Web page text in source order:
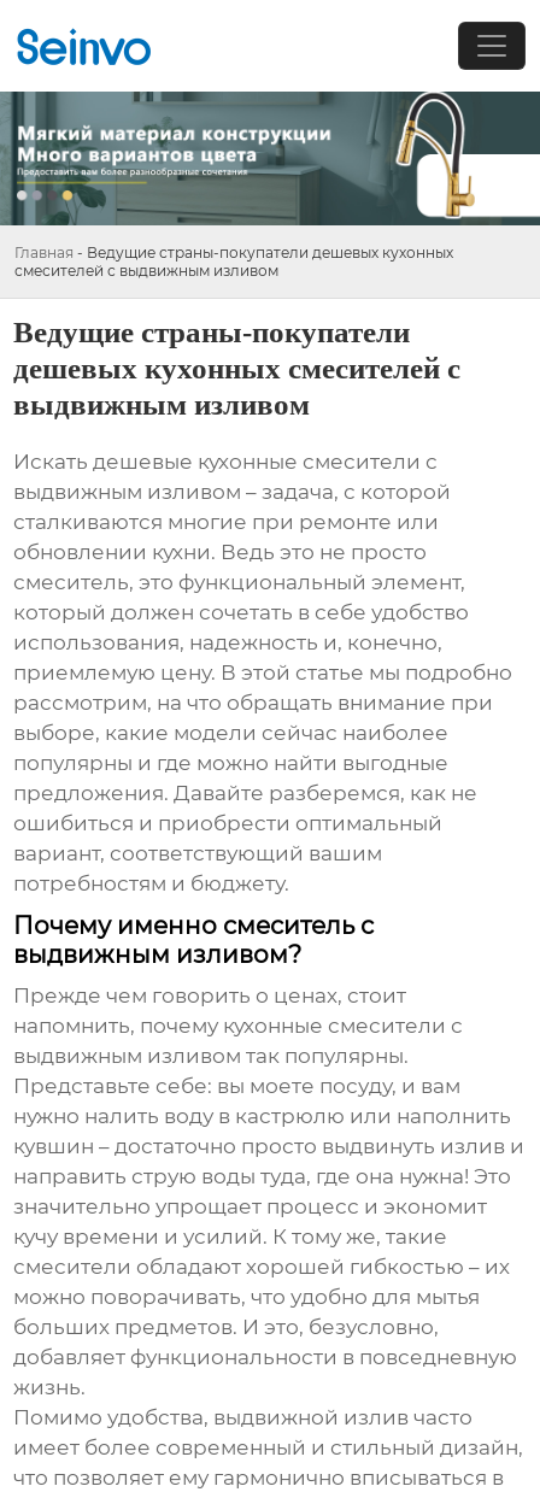
Главная - Ведущие страны-покупатели дешевых кухонных
смесителей с выдвижным изливом
Ведущие страны-покупатели
дешевых кухонных смесителей с
выдвижным изливом
Искатьдешевые кухонные смесители с
выдвижным изливом – задача, с которой
сталкиваются многие при ремонте или
обновлении кухни. Ведь это не просто
смеситель, это функциональный элемент,
который должен сочетать в себе удобство
использования, надежность и, конечно,
приемлемую цену. В этой статье мы подробно
рассмотрим, на что обращать внимание при
выборе, какие модели сейчас наиболее
популярны и где можно найти выгодные
предложения. Давайте разберемся, как не
ошибиться и приобрести оптимальный
вариант, соответствующий вашим
потребностям и бюджету.
Почему именно смеситель с
выдвижным изливом?
Прежде чем говорить о ценах, стоит
напомнить, почему кухонные смесители с
выдвижным изливом так популярны.
Представьте себе: вы моете посуду, и вам
нужно налить воду в кастрюлю или наполнить
кувшин – достаточно просто выдвинуть излив и
направить струю воды туда, где она нужна! Это
значительно упрощает процесс и экономит
кучу времени и усилий. К тому же, такие
смесители обладают хорошей гибкостью – их
можно поворачивать, что удобно для мытья
больших предметов. И это, безусловно,
добавляет функциональности в повседневную
жизнь.
Помимо удобства, выдвижной излив часто
имеет более современный и стильный дизайн,
что позволяет ему гармонично вписываться в